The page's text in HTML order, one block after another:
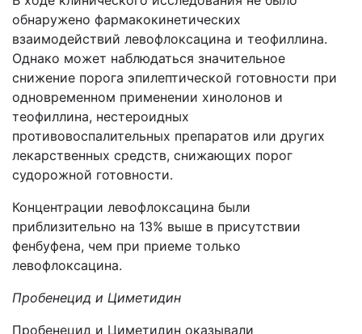
обнаружено фармакокинетических
взаимодействий левофлоксацина и теофиллина.
Однако может наблюдаться значительное
снижение порога эпилептической готовности при
одновременном применении хинолонов и
теофиллина, нестероидных
противовоспалительных препаратов или других
лекарственных средств, снижающих порог
судорожной готовности.
Концентрации левофлоксацина были
приблизительно на 13% выше в присутствии
фенбуфена, чем при приеме только
левофлоксацина.
Пробенецид и Циметидин
Пробенецид и Циметидин оказывали